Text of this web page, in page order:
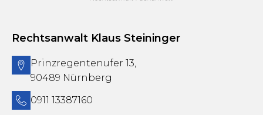
Rechtsanwalt Klaus Steininger
Prinzregentenufer 13,
90489 Nürnberg
0911 13387160